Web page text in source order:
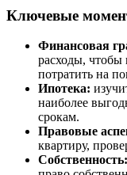
Ключевые
Финансовая
расходы,
потратить на
Ипотека:
наиболее
срокам.
Правовые
квартиру,
Собственность: